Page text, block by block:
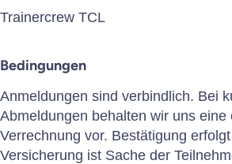
Trainercrew TCL
Bedingungen
Anmeldungen sind verbindlich. Bei
Abmeldungen behalten wir uns eine
Verrechnung vor. Bestätigung
Versicherung ist Sache der